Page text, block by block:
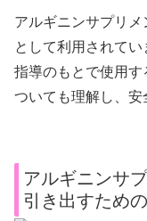
アルギニンサプリ
として利用されて
指導のもとで使用
ついても理解し、安
アルギニンサ
引き出すため